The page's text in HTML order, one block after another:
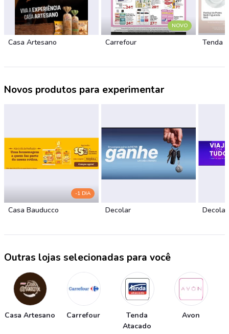
Casa Artesano
NOVO
Carrefour Tenda
Novos produtos para experimentar
-1 DIA
Casa Bauducco Decolar Decolar
Outras lojas selecionadas para você
Casa Artesano Carrefour
Tenda
Atacado
Avon